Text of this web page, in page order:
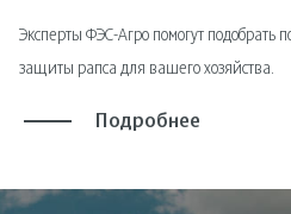
Эксперты ФЭС-Агро помогут
защиты рапса для вашего хозяйства.
Подробнее